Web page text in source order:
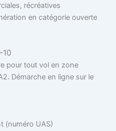
récréatives
en catégorie ouverte
pour tout vol en zone
Démarche en ligne sur le
(numéro UAS)